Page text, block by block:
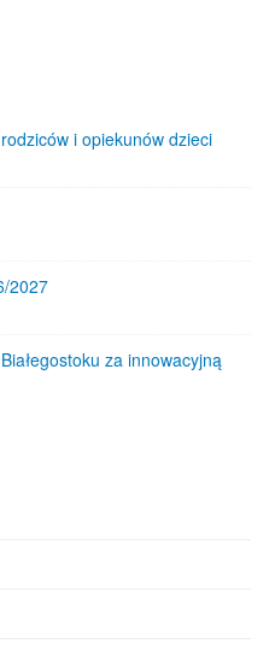
i opiekunów dzieci
2027
za innowacyjną